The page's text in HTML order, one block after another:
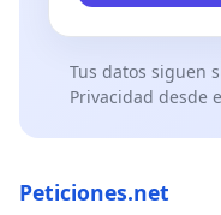
Tus datos siguen
Privacidad desde
Peticiones.net